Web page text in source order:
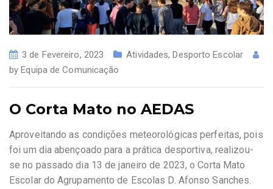
3 de Fevereiro, 2023 Atividades,Desporto Escolar
byEquipa de Comunicação
O Corta Mato no AEDAS
Aproveitando as condições meteorológicas perfeitas, pois
foi um dia abençoado para a prática desportiva, realizou-
se no passado dia 13 de janeiro de 2023, o Corta Mato
Escolar do Agrupamento de Escolas D. Afonso Sanches.